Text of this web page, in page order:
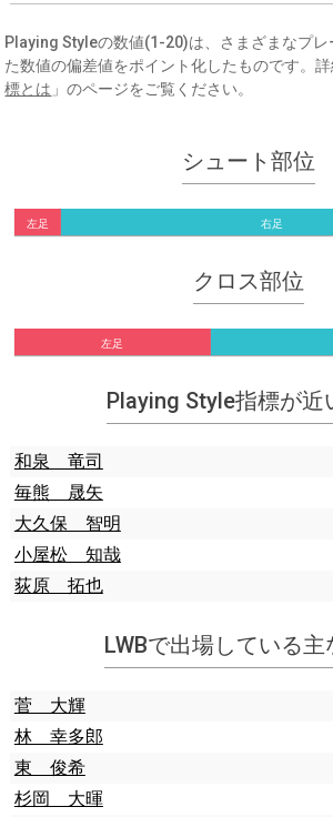
Playing Styleの数値(1-20)は、さまざまなプ
た数値の偏差値をポイント化したものです。詳
標とは 」のページをご覧ください。
シュート部位
左足 右足
クロス部位
左足
Playing Style指標が近
和泉 竜司
毎熊 晟矢
大久保 智明
小屋松 知哉
荻原 拓也
LWBで出場している主
菅 大輝
林 幸多郎
東 俊希
杉岡 大暉